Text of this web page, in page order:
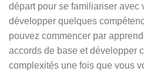
départ pour se familiariser avec
développer quelques
pouvez commencer par
accords de base et développer
complexités une fois que vous